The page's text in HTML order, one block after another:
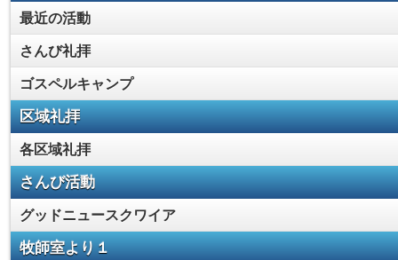
最近の活動
さんび礼拝
ゴスペルキャンプ
区域礼拝
各区域礼拝
さんび活動
グッドニュースクワイア
牧師室より１